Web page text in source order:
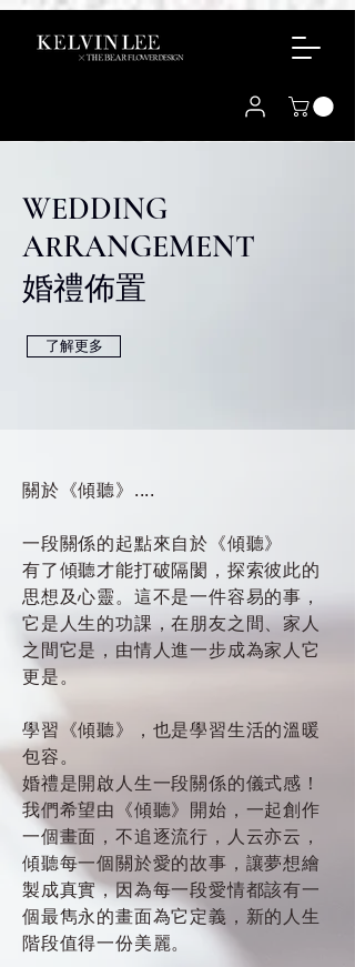
WEDDING
ARRANGEMENT
婚禮佈置
了解更多
關於《傾聽》....
一段關係的起點來自於《傾聽》
有了傾聽才能打破隔閡，探索彼此的
思想及心靈。這不是一件容易的事，
它是人生的功課，在朋友之間、家人
之間它是，由情人進一步成為家人它
更是。
學習《傾聽》，也是學習生活的溫暖
包容。
婚禮是開啟人生一段關係的儀式感！
我們希望由《傾聽》開始，一起創作
一個畫面，不追逐流行，人云亦云，
傾聽每一個關於愛的故事，讓夢想繪
製成真實，因為每一段愛情都該有一
個最雋永的畫面為它定義，新的人生
階段值得一份美麗。